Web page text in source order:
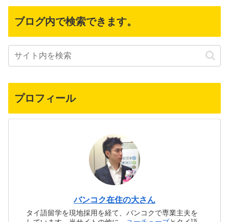
ブログ内で検索できます。
プロフィール
バンコク在住の大さん
タイ語留学を現地採用を経て、バンコクで専業主夫を